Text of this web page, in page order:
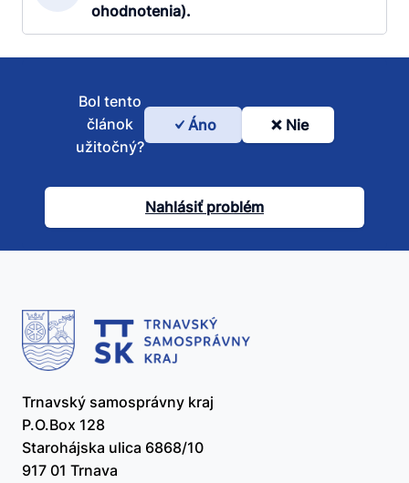
ohodnotenia).
Bol
článok
užitočný?
Bol tento
článok
užitočný?
Áno Nie
Nahlásiť problém
Trnavský samosprávny kraj
P.O.Box 128
Starohájska ulica 6868/10
917 01 Trnava